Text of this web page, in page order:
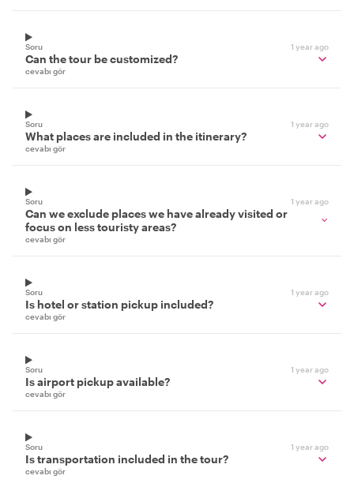
Soru 1 year ago
Can the tour be customized?
cevabı gör
Soru 1 year ago
What places are included in the itinerary?
cevabı gör
Soru 1 year ago
Can we exclude places we have already visited or
focus on less touristy areas?
cevabı gör
Soru 1 year ago
Is hotel or station pickup included?
cevabı gör
Soru 1 year ago
Is airport pickup available?
cevabı gör
Soru 1 year ago
Is transportation included in the tour?
cevabı gör